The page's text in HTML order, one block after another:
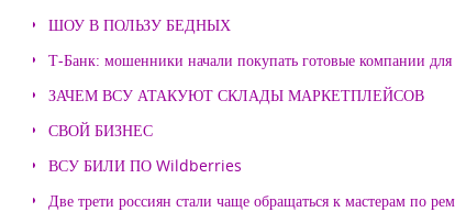
ШОУ В ПОЛЬЗУ БЕДНЫХ
Т-Банк: мошенники начали покупать готовые компании
ЗАЧЕМ ВСУ АТАКУЮТ СКЛАДЫ МАРКЕТПЛЕЙСОВ
СВОЙ БИЗНЕС
ВСУ БИЛИ ПО Wildberries
Две трети россиян стали чаще обращаться к мастерам по